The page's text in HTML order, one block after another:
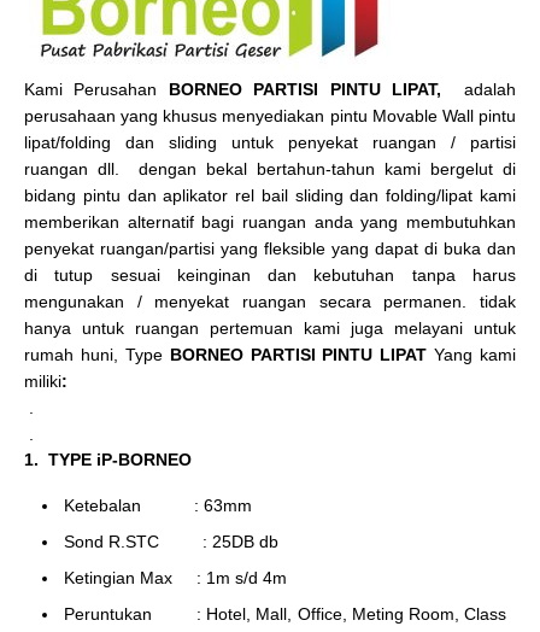
Kami Perusahan BORNEO PARTISI PINTU LIPAT, adalah
perusahaan yang khusus menyediakan pintu Movable Wall pintu
lipat/folding dan sliding untuk penyekat ruangan / partisi
ruangan dll. dengan bekal bertahun-tahun kami bergelut di
bidang pintu dan aplikator rel bail sliding dan folding/lipat kami
memberikan alternatif bagi ruangan anda yang membutuhkan
penyekat ruangan/partisi yang fleksible yang dapat di buka dan
di tutup sesuai keinginan dan kebutuhan tanpa harus
mengunakan / menyekat ruangan secara permanen. tidak
hanya untuk ruangan pertemuan kami juga melayani untuk
rumah huni, Type BORNEO PARTISI PINTU LIPAT Yang kami
miliki:
1. TYPE iP-BORNEO
Ketebalan : 63mm
Sond R.STC : 25DB db
Ketingian Max : 1m s/d 4m
Peruntukan : Hotel, Mall, Office, Meting Room, Class